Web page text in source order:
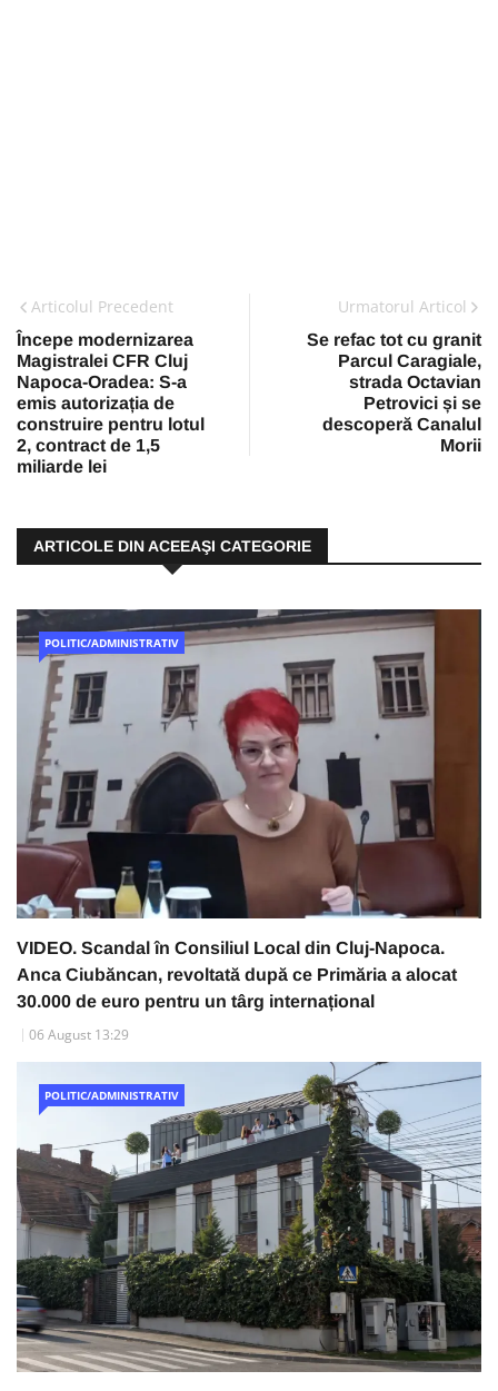
Articolul Precedent
Începe modernizarea
Magistralei CFR Cluj
Napoca-Oradea: S-a
emis autorizația de
construire pentru lotul
2, contract de 1,5
miliarde lei
Urmatorul Articol
Se refac tot cu granit
Parcul Caragiale,
strada Octavian
Petrovici și se
descoperă Canalul
Morii
ARTICOLE DIN ACEEAŞI CATEGORIE
POLITIC/ADMINISTRATIV
VIDEO. Scandal în Consiliul Local din Cluj-Napoca.
Anca Ciubăncan, revoltată după ce Primăria a alocat
30.000 de euro pentru un târg internațional
06 August 13:29
POLITIC/ADMINISTRATIV